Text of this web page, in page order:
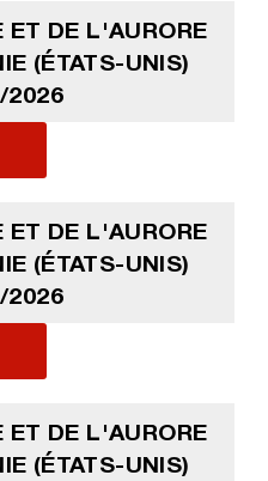
ET DE L'AURORE
(ÉTATS-UNIS)
2026
ET DE L'AURORE
(ÉTATS-UNIS)
2026
ET DE L'AURORE
(ÉTATS-UNIS)